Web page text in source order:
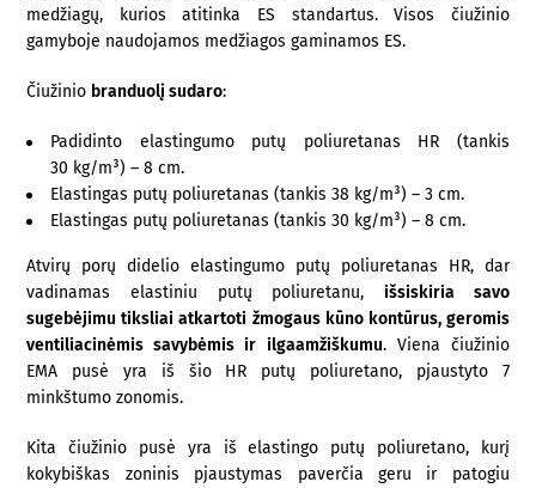
medžiagų, kurios atitinka ES standartus. Visos čiužinio
gamyboje naudojamos medžiagos gaminamos ES.
Čiužinio branduolį sudaro:
Padidinto elastingumo putų poliuretanas HR (tankis
30 kg/m³) – 8 cm.
Elastingas putų poliuretanas (tankis 38 kg/m³) – 3 cm.
Elastingas putų poliuretanas (tankis 30 kg/m³) – 8 cm.
Atvirų porų didelio elastingumo putų poliuretanas HR, dar
vadinamas elastiniu putų poliuretanu, išsiskiria savo
sugebėjimu tiksliai atkartoti žmogaus kūno kontūrus, geromis
ventiliacinėmis savybėmis ir ilgaamžiškumu. Viena čiužinio
EMA pusė yra iš šio HR putų poliuretano, pjaustyto 7
minkštumo zonomis.
Kita čiužinio pusė yra iš elastingo putų poliuretano, kurį
kokybiškas zoninis pjaustymas paverčia geru ir patogiu